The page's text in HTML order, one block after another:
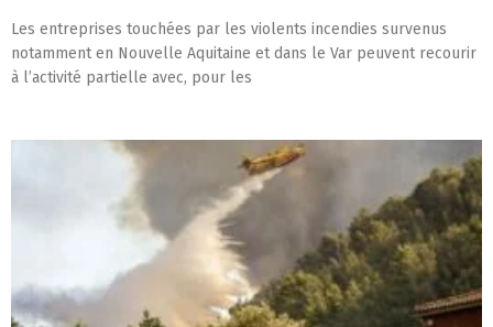
Les entreprises touchées par les violents incendies survenus
notamment en Nouvelle Aquitaine et dans le Var peuvent recourir
à l’activité partielle avec, pour les